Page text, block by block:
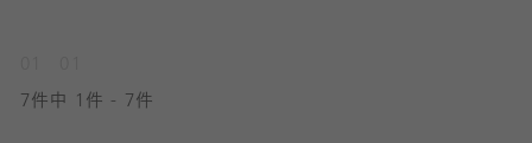
7件中 1件 - 7件